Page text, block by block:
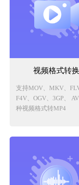
视频格式转换
支持MOV、MKV、FLV
F4V、OGV、3GP、
种视频格式转MP4